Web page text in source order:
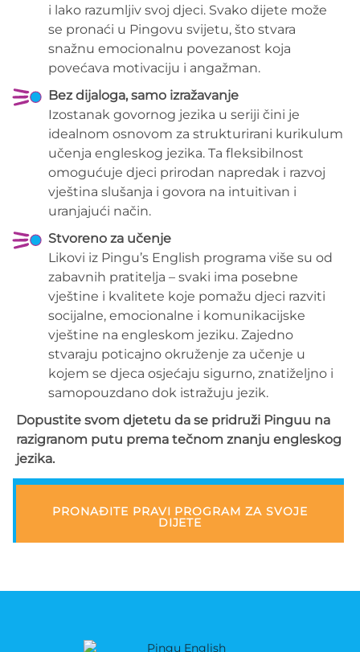
i lako razumljiv svoj djeci. Svako dijete može
se pronaći u Pingovu svijetu, što stvara
snažnu emocionalnu povezanost koja
povećava motivaciju i angažman.
Bez dijaloga, samo izražavanje
Izostanak govornog jezika u seriji čini je
idealnom osnovom za strukturirani kurikulum
učenja engleskog jezika. Ta fleksibilnost
omogućuje djeci prirodan napredak i razvoj
vještina slušanja i govora na intuitivan i
uranjajući način.
Stvoreno za učenje
Likovi iz Pingu’s English programa više su od
zabavnih pratitelja – svaki ima posebne
vještine i kvalitete koje pomažu djeci razviti
socijalne, emocionalne i komunikacijske
vještine na engleskom jeziku. Zajedno
stvaraju poticajno okruženje za učenje u
kojem se djeca osjećaju sigurno, znatiželjno i
samopouzdano dok istražuju jezik.
Dopustite svom djetetu da se pridruži Pinguu na
razigranom putu prema tečnom znanju engleskog
jezika.
PRONAĐITE PRAVI PROGRAM ZA SVOJE
DIJETE